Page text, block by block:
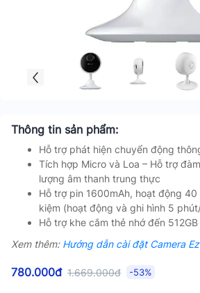
Thông tin sản phẩm:
Hỗ trợ phát hiện chuyển động
Tích hợp Micro và Loa – Hỗ trợ
lượng âm thanh trung thực
Hỗ trợ pin 1600mAh, hoạt động
kiệm (hoạt động và ghi hình 5
Hỗ trợ khe cắm thẻ nhớ đến 512GB
Xem thêm: Hướng dẫn cài đặt Camera
780.000đ 1.669.000đ -53%